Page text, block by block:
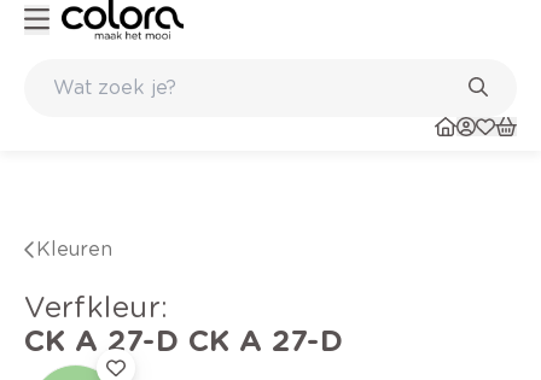
Kleuren
verfkleur:
CK A 27-D CK A 27-D